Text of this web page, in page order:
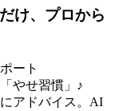
け、プロから
ート
やせ習慣」♪
アドバイス。AI